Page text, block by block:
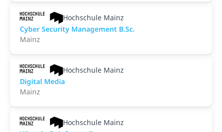
Hochschule Mainz
Cyber Security Management B.Sc.
Mainz
Hochschule Mainz
Digital Media
Mainz
Hochschule Mainz